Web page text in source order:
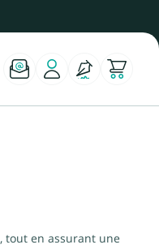
tout en assurant une